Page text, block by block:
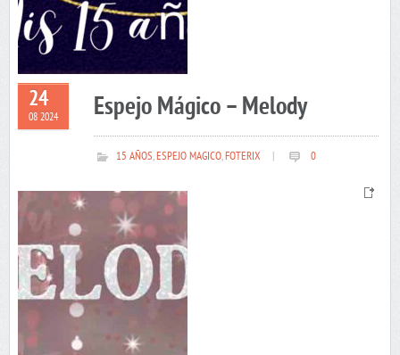
24
08 2024 Espejo Mágico – Melody
15 AÑOS,ESPEJO MAGICO,FOTERIX 0